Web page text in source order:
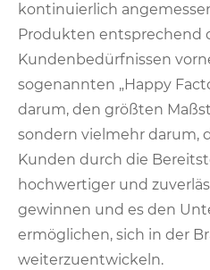
kontinuierlich
Produkten entsprechend
Kundenbedürfnissen
sogenannten „Happy
darum, den größten
sondern vielmehr darum,
Kunden durch die
hochwertiger und
gewinnen und es den
ermöglichen, sich in der
weiterzuentwickeln.